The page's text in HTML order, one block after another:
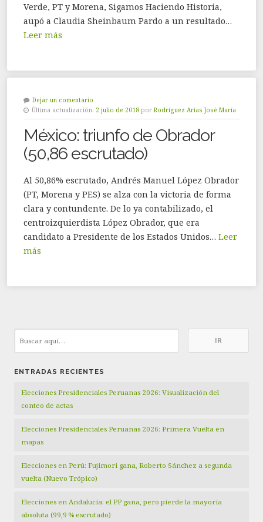
Verde, PT y Morena, Sigamos Haciendo Historia,
aupó a Claudia Sheinbaum Pardo a un resultado…
Leer más
Dejar un comentario
Última actualización: 2 julio de 2018 por Rodríguez Arias José María
México: triunfo de Obrador
(50,86 escrutado)
Al 50,86% escrutado, Andrés Manuel López Obrador
(PT, Morena y PES) se alza con la victoria de forma
clara y contundente. De lo ya contabilizado, el
centroizquierdista López Obrador, que era
candidato a Presidente de los Estados Unidos… Leer
más
ENTRADAS RECIENTES
Elecciones Presidenciales Peruanas 2026: Visualización del
conteo de actas
Elecciones Presidenciales Peruanas 2026: Primera Vuelta en
mapas
Elecciones en Perú: Fujimori gana, Roberto Sánchez a segunda
vuelta (Nuevo Trópico)
Elecciones en Andalucía: el PP gana, pero pierde la mayoría
absoluta (99,9 % escrutado)